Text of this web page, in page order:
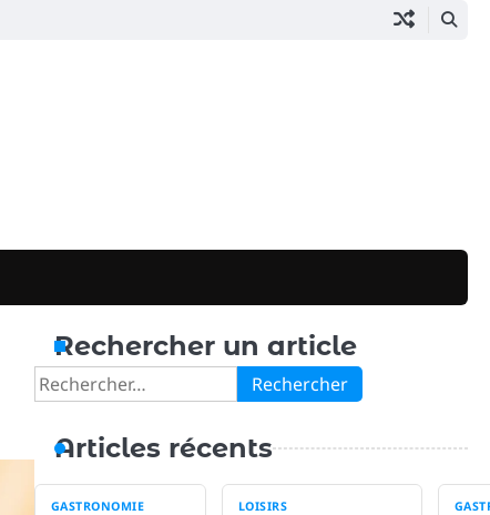
Rechercher un article
Rechercher :
Articles récents
GASTRONOMIE LOISIRS